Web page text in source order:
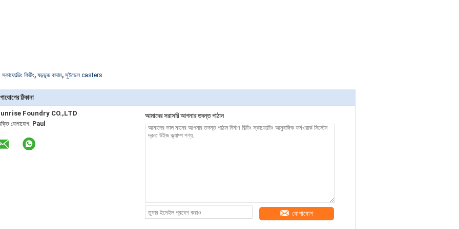
স্কাফোল্ডিং ফিটিং, ষড়ভুজ বাদাম, সুইভেল casters
ঠিকানা
Foundry CO.,LTD
যোগাযোগ: Paul
আমাদের সরাসরি আপনার তদন্ত পাঠান
যোগাযোগ